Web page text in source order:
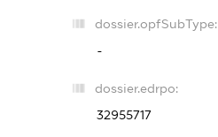
dossier.opfSubType:
-
dossier.edrpo:
32955717